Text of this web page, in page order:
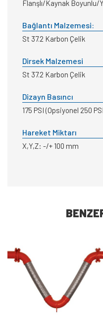
Flanşlı/Kaynak Boyunlu/
Bağlantı Malzemesi:
St 37.2 Karbon Çelik
Dirsek Malzemesi
St 37.2 Karbon Çelik
Dizayn Basıncı
175 PSI (Opsiyonel 250
Hareket Miktarı
X,Y,Z: -/+ 100 mm